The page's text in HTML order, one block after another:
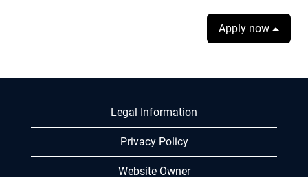
Apply now
Legal Information
Privacy Policy
Website Owner